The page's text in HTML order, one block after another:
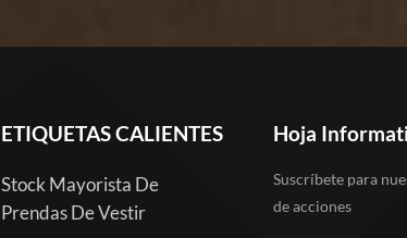
ETIQUETAS CALIENTES
Stock Mayorista De
Prendas De Vestir
Hoja
Suscríbete para
de acciones